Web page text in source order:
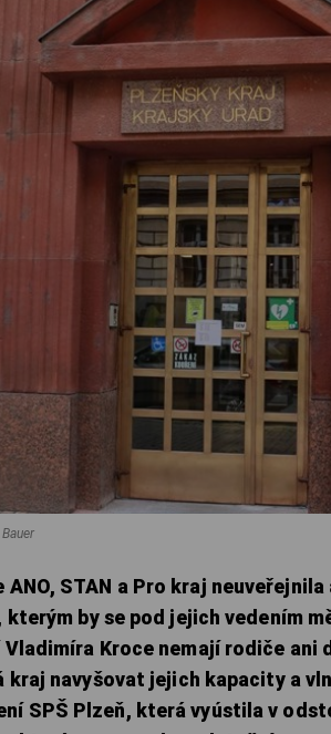
ANO, STAN a Pro kraj
kterým by se pod jejich vedením
Kroce nemají rodiče ani
kraj navyšovat jejich kapacity a
SPŠ Plzeň, která vyústila v